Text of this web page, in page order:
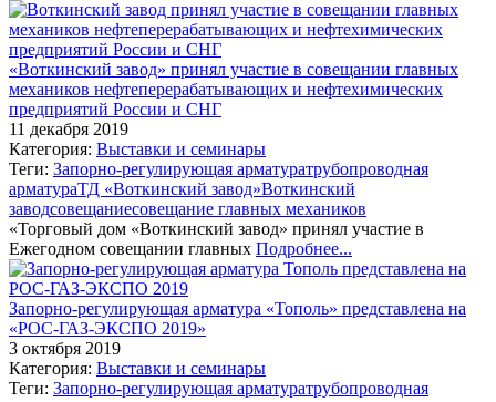
«Воткинский завод» принял участие в совещании главных
механиков нефтеперерабатывающих и нефтехимических
предприятий России и СНГ
11 декабря 2019
Категория: Выставки и семинары
Теги: Запорно-регулирующая арматуратрубопроводная
арматураТД «Воткинский завод»Воткинский
заводсовещаниесовещание главных механиков
«Торговый дом «Воткинский завод» принял участие в
Ежегодном совещании главных Подробнее...
Запорно-регулирующая арматура «Тополь» представлена на
«РОС-ГАЗ-ЭКСПО 2019»
3 октября 2019
Категория: Выставки и семинары
Теги: Запорно-регулирующая арматуратрубопроводная